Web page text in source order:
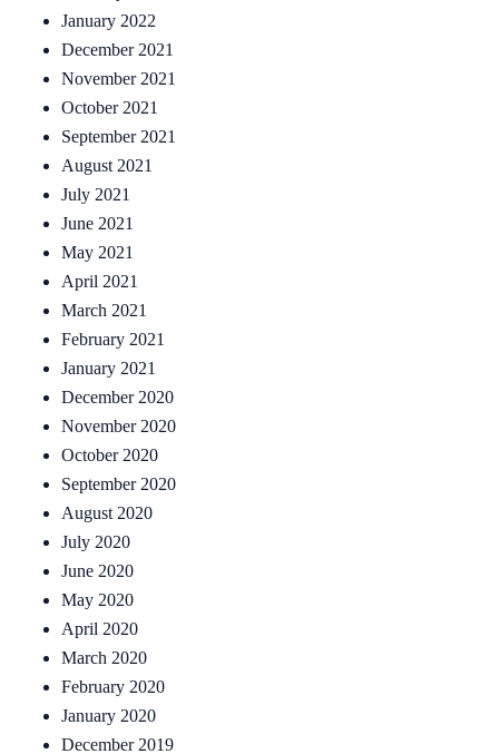
January 2022
December 2021
November 2021
October 2021
September 2021
August 2021
July 2021
June 2021
May 2021
April 2021
March 2021
February 2021
January 2021
December 2020
November 2020
October 2020
September 2020
August 2020
July 2020
June 2020
May 2020
April 2020
March 2020
February 2020
January 2020
December 2019